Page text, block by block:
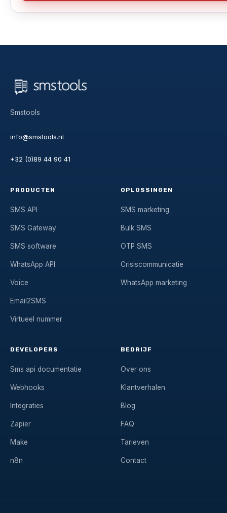
Smstools
info@smstools.nl
+32 (0)89 44 90 41
PRODUCTEN
SMS API
SMS Gateway
SMS software
WhatsApp API
Voice
Email2SMS
Virtueel nummer
OPLOSSINGEN
SMS marketing
Bulk SMS
OTP SMS
Crisiscommunicatie
WhatsApp marketing
DEVELOPERS
Sms api documentatie
Webhooks
Integraties
Zapier
Make
n8n
BEDRIJF
Over ons
Klantverhalen
Blog
FAQ
Tarieven
Contact